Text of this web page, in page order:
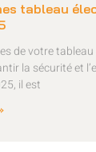
tableau
de votre
la sécurité et
il est